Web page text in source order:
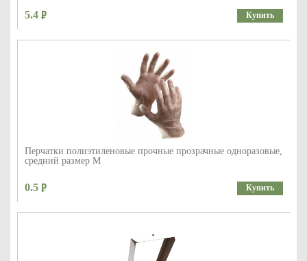
5.4 Купить
Перчатки полиэтиленовые прочные прозрачные одноразовые,
средний размер M
0.5 Купить